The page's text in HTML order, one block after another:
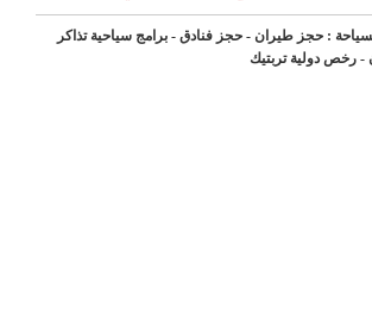
: حجز طيران - حجز فنادق - برامج سياحية تذاكر
- رخص دولية تربتيك